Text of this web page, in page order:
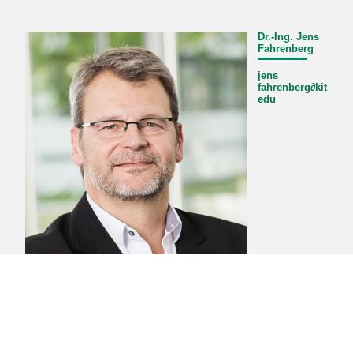
Dr.-Ing. Jens
Fahrenberg
jens
fahrenberg∂kit
edu